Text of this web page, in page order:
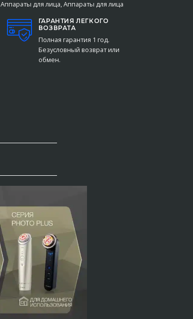
Аппараты для лица,Аппараты для лица
ГАРАНТИЯ ЛЕГКОГО
ВОЗВРАТА
Полная гарантия 1 год.
Безусловный возврат или
обмен.